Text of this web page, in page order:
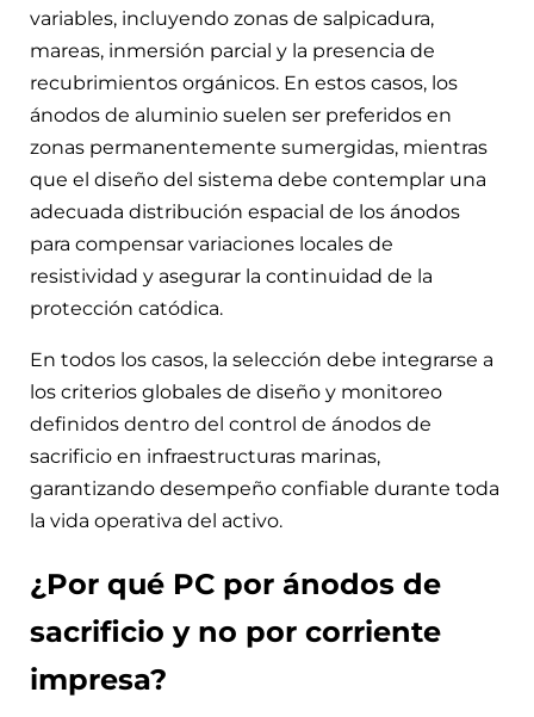
variables, incluyendo zonas de salpicadura,
mareas, inmersión parcial y la presencia de
recubrimientos orgánicos. En estos casos, los
ánodos de aluminio suelen ser preferidos en
zonas permanentemente sumergidas, mientras
que el diseño del sistema debe contemplar una
adecuada distribución espacial de los ánodos
para compensar variaciones locales de
resistividad y asegurar la continuidad de la
protección catódica.
En todos los casos, la selección debe integrarse a
los criterios globales de diseño y monitoreo
definidos dentro del control de ánodos de
sacrificio en infraestructuras marinas,
garantizando desempeño confiable durante toda
la vida operativa del activo.
¿Por qué PC por ánodos de
sacrificio y no por corriente
impresa?